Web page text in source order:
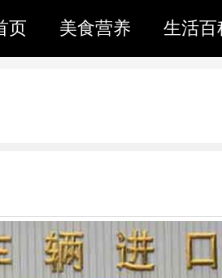
页 美食营养 生活百